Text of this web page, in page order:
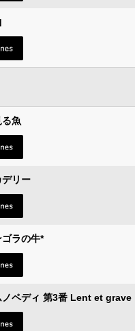
魚
デリー
ゴラの牛*
ノペディ 第3番 Lent et grave